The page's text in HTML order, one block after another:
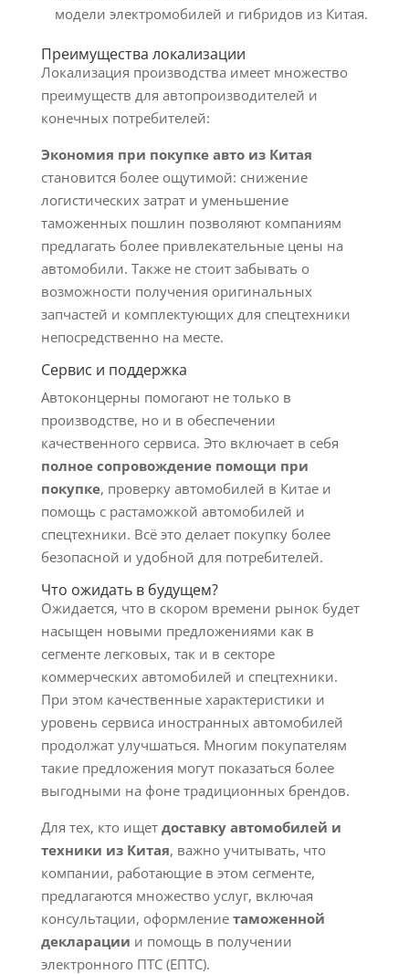
модели электромобилей и гибридов из Китая.
Преимущества локализации
Локализация производства имеет множество
преимуществ для автопроизводителей и
конечных потребителей:
Экономия при покупке авто из Китая
становится более ощутимой: снижение
логистических затрат и уменьшение
таможенных пошлин позволяют компаниям
предлагать более привлекательные цены на
автомобили. Также не стоит забывать о
возможности получения оригинальных
запчастей и комплектующих для спецтехники
непосредственно на месте.
Сервис и поддержка
Автоконцерны помогают не только в
производстве, но и в обеспечении
качественного сервиса. Это включает в себя
полное сопровождение помощи при
покупке, проверку автомобилей в Китае и
помощь с растаможкой автомобилей и
спецтехники. Всё это делает покупку более
безопасной и удобной для потребителей.
Что ожидать в будущем?
Ожидается, что в скором времени рынок будет
насыщен новыми предложениями как в
сегменте легковых, так и в секторе
коммерческих автомобилей и спецтехники.
При этом качественные характеристики и
уровень сервиса иностранных автомобилей
продолжат улучшаться. Многим покупателям
такие предложения могут показаться более
выгодными на фоне традиционных брендов.
Для тех, кто ищет доставку автомобилей и
техники из Китая, важно учитывать, что
компании, работающие в этом сегменте,
предлагаются множество услуг, включая
консультации, оформление таможенной
декларации и помощь в получении
электронного ПТС (ЕПТС).